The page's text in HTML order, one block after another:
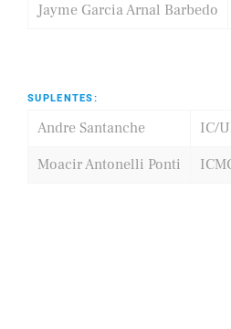
Jayme Garcia Arnal Barbedo
SUPLENTES:
Andre Santanche
IC/
Moacir Antonelli Ponti